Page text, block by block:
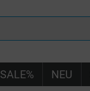
SALE% NEU